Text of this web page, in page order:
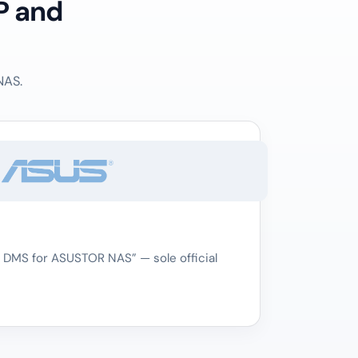
and
for ASUSTOR NAS” — sole official